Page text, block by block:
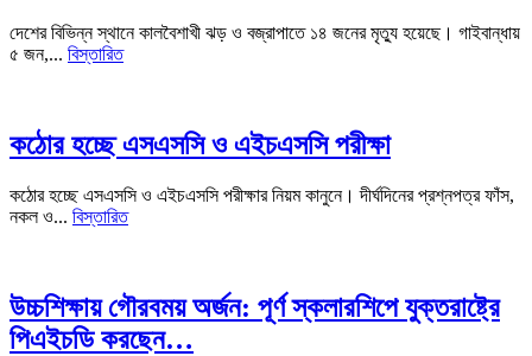
দেশের বিভিন্ন স্থানে কালবৈশাখী ঝড় ও বজ্রাপাতে ১৪ জনের মৃত্যু হয়েছে। গাইবান্ধায়
৫ জন,... বিস্তারিত
কঠোর হচ্ছে এসএসসি ও এইচএসসি পরীক্ষা
কঠোর হচ্ছে এসএসসি ও এইচএসসি পরীক্ষার নিয়ম কানুনে। দীর্ঘদিনের প্রশ্নপত্র ফাঁস,
নকল ও... বিস্তারিত
উচ্চশিক্ষায় গৌরবময় অর্জন: পূর্ণ স্কলারশিপে যুক্তরাষ্ট্রে
পিএইচডি করছেন…